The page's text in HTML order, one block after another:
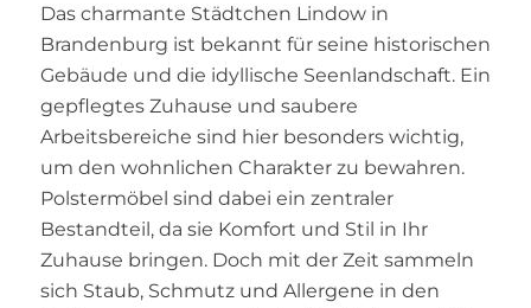
Das charmante Städtchen Lindow in
Brandenburg ist bekannt für seine historischen
Gebäude und die idyllische Seenlandschaft. Ein
gepflegtes Zuhause und saubere
Arbeitsbereiche sind hier besonders wichtig,
um den wohnlichen Charakter zu bewahren.
Polstermöbel sind dabei ein zentraler
Bestandteil, da sie Komfort und Stil in Ihr
Zuhause bringen. Doch mit der Zeit sammeln
sich Staub, Schmutz und Allergene in den